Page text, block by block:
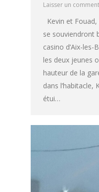
Laisser un
Kevin et
se souviendront
casino d’Aix-
les deux jeunes
hauteur de la
dans l’habitacle,
étui…